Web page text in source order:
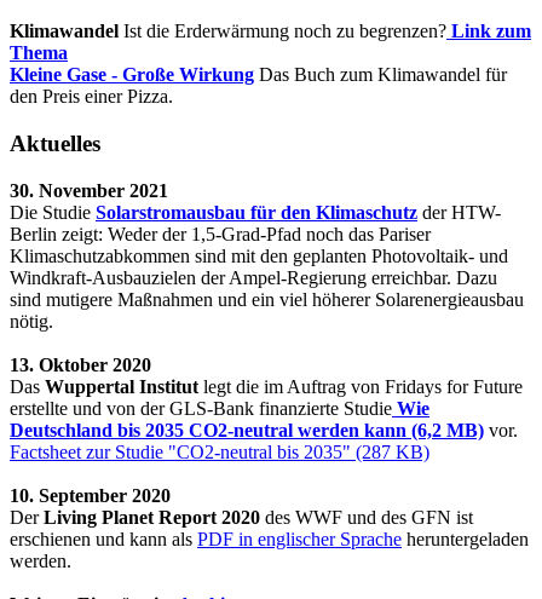
Klimawandel Ist die Erderwärmung noch zu begrenzen? Link zum
Thema
Kleine Gase - Große Wirkung Das Buch zum Klimawandel für
den Preis einer Pizza.
Aktuelles
30. November 2021
Die Studie Solarstromausbau für den Klimaschutz der HTW-
Berlin zeigt: Weder der 1,5-Grad-Pfad noch das Pariser
Klimaschutzabkommen sind mit den geplanten Photovoltaik- und
Windkraft-Ausbauzielen der Ampel-Regierung erreichbar. Dazu
sind mutigere Maßnahmen und ein viel höherer Solarenergieausbau
nötig.
13. Oktober 2020
Das Wuppertal Institut legt die im Auftrag von Fridays for Future
erstellte und von der GLS-Bank finanzierte Studie Wie
Deutschland bis 2035 CO2-neutral werden kann (6,2 MB) vor.
Factsheet zur Studie "CO2-neutral bis 2035" (287 KB)
10. September 2020
DerLiving Planet Report 2020 des WWF und des GFN ist
erschienen und kann als PDF in englischer Sprache heruntergeladen
werden.